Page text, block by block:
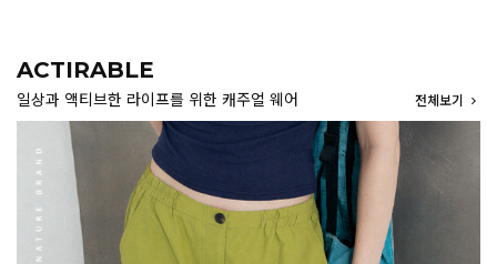
ACTIRABLE
일상과 액티브한 라이프를 위한 캐주얼 웨어 전체보기